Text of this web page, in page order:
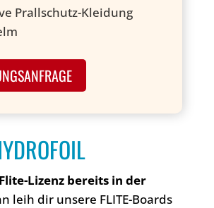
Prallschutz-Kleidung
Lizenz bereits in der
leih dir unsere FLITE-Boards